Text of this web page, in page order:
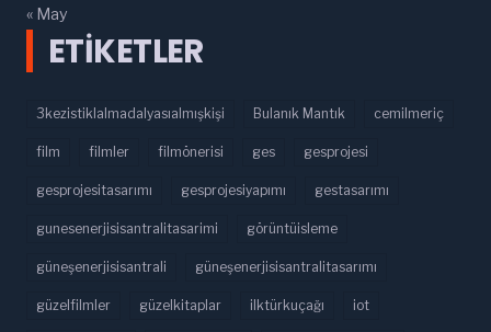
« May
ETIKETLER
3kezistiklalmadalyasıalmışkişi Bulanık Mantık cemilmeriç
film filmler filmönerisi ges gesprojesi
gesprojesitasarımı gesprojesiyapımı gestasarımı
gunesenerjisisantralitasarimi görüntüisleme
güneşenerjisisantrali güneşenerjisisantralitasarımı
güzelfilmler güzelkitaplar ilktürkuçağı iot